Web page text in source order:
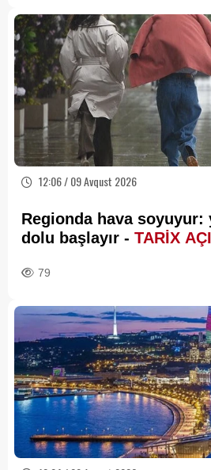
12:06 / 09 Avqust 2026
Regionda hava soyuyur:
dolu başlayır - TARİX
79